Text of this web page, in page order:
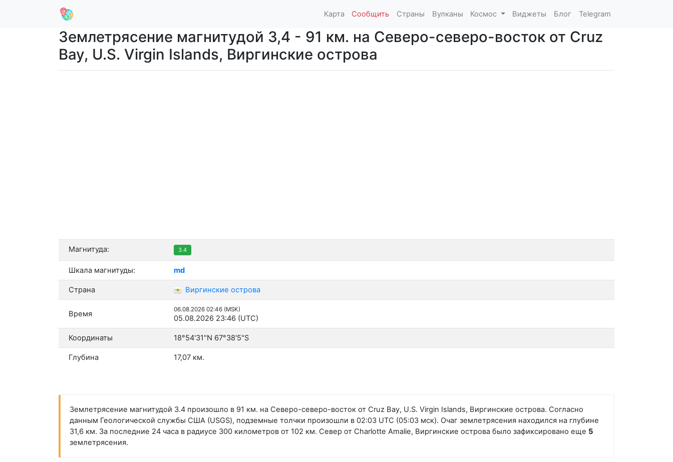
Карта Сообщить Страны Вулканы Космос Виджеты Блог Telegram
Землетрясение магнитудой 3,4 - 91 км. на Северо-северо-восток от Cruz
Bay, U.S. Virgin Islands, Виргинские острова
Магнитуда: 3.4
Шкала магнитуды: md
Страна Виргинские острова
Время 06.08.2026 02:46 (MSK)
05.08.2026 23:46 (UTC)
Координаты 18°54'31"N 67°38'5"S
Глубина 17,07 км.
Землетрясение магнитудой 3.4 произошло в 91 км. на Северо-северо-восток от Cruz Bay, U.S. Virgin Islands, Виргинские острова. Согласно
данным Геологической службы США (USGS), подземные толчки произошли в 02:03 UTC (05:03 мск). Очаг землетрясения находился на глубине
31,6 км. За последние 24 часа в радиусе 300 километров от 102 км. Север от Charlotte Amalie, Виргинские острова было зафиксировано еще 5
землетрясения.